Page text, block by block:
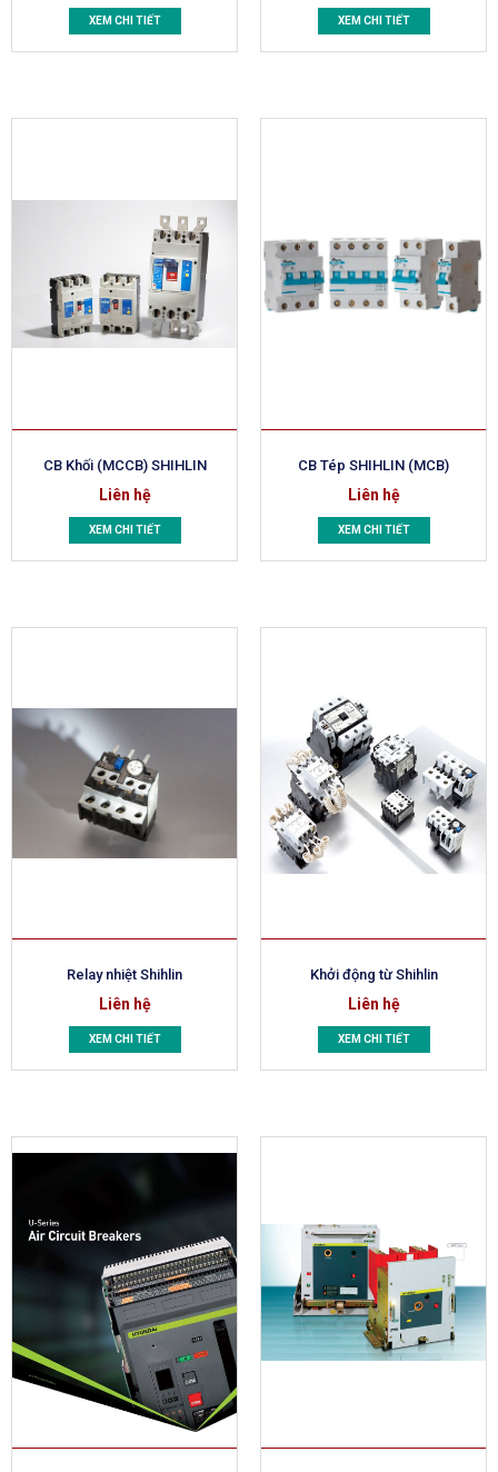
XEM CHI TIẾT XEM CHI TIẾT
CB Khối (MCCB) SHIHLIN
Liên hệ
XEM CHI TIẾT
CB Tép SHIHLIN (MCB)
Liên hệ
XEM CHI TIẾT
Relay nhiệt Shihlin
Liên hệ
XEM CHI TIẾT
Khởi động từ Shihlin
Liên hệ
XEM CHI TIẾT